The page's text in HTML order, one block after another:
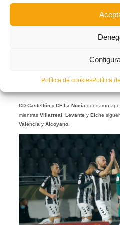
Política de cookiesPolítica
CD Castellón y CF La Nucía quedaron
mientras Villarreal Levante y Elche
Valencia y Alcoyano.